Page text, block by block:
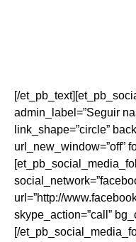
[/
admin_label=”Seguir
link_shape=”circle”
url_new_window=”off”
url=”http://
skype_action=”call”
[/